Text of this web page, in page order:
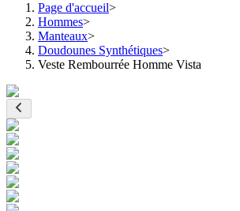
Page d'accueil>
Hommes>
Manteaux>
Doudounes Synthétiques>
Veste Rembourrée Homme Vista